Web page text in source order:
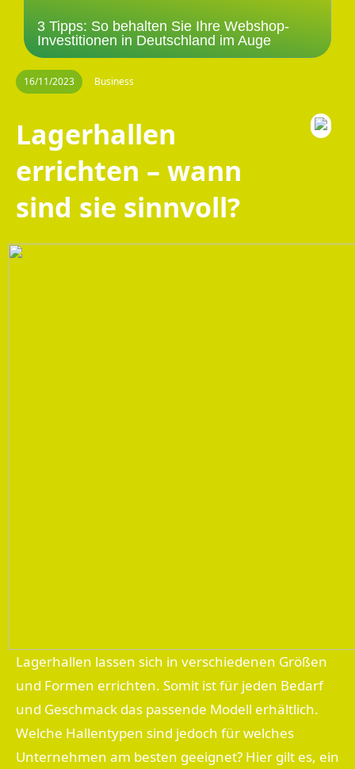
3 Tipps: So behalten Sie Ihre Webshop-
Investitionen in Deutschland im Auge
16/11/2023 Business
Lagerhallen
errichten – wann
sind sie sinnvoll?
Lagerhallen lassen sich in verschiedenen Größen
und Formen errichten. Somit ist für jeden Bedarf
und Geschmack das passende Modell erhältlich.
Welche Hallentypen sind jedoch für welches
Unternehmen am besten geeignet? Hier gilt es, ein